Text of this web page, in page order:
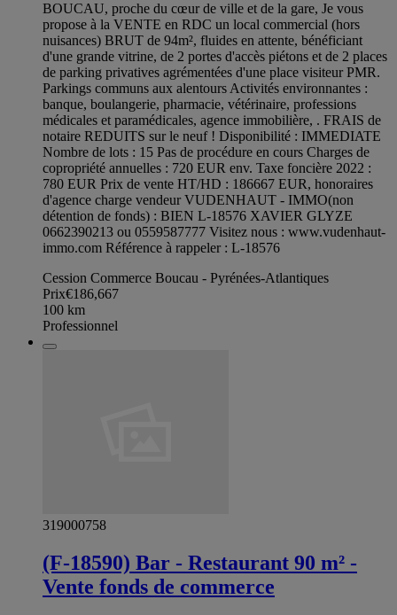
BOUCAU, proche du cœur de ville et de la gare, Je vous
propose à la VENTE en RDC un local commercial (hors
nuisances) BRUT de 94m², fluides en attente, bénéficiant
d'une grande vitrine, de 2 portes d'accès piétons et de 2 places
de parking privatives agrémentées d'une place visiteur PMR.
Parkings communs aux alentours Activités environnantes :
banque, boulangerie, pharmacie, vétérinaire, professions
médicales et paramédicales, agence immobilière, . FRAIS de
notaire REDUITS sur le neuf ! Disponibilité : IMMEDIATE
Nombre de lots : 15 Pas de procédure en cours Charges de
copropriété annuelles : 720 EUR env. Taxe foncière 2022 :
780 EUR Prix de vente HT/HD : 186667 EUR, honoraires
d'agence charge vendeur VUDENHAUT - IMMO(non
détention de fonds) : BIEN L-18576 XAVIER GLYZE
0662390213 ou 0559587777 Visitez nous : www.vudenhaut-
immo.com Référence à rappeler : L-18576
Cession Commerce Boucau - Pyrénées-Atlantiques
Prix€186,667
100 km
Professionnel
319000758
(F-18590) Bar - Restaurant 90 m² -
Vente fonds de commerce